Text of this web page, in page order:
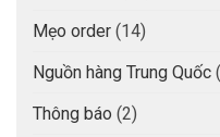
Mẹo order (14)
Nguồn hàng Trung Quốc
Thông báo (2)